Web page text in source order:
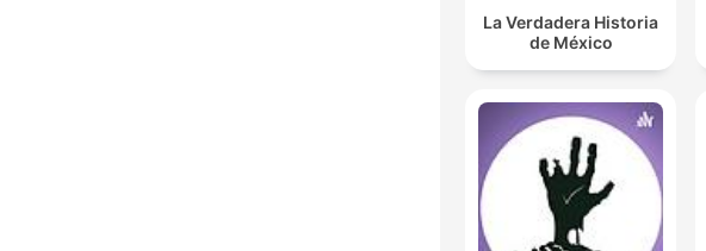
La Verdadera Historia
de México